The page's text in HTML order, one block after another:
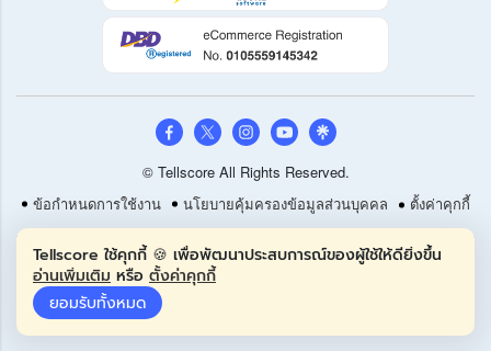
© Tellscore All Rights Reserved.
ข้อกำหนดการใช้งาน
นโยบายคุ้มครองข้อมูลส่วนบุคคล ตั้งค่าคุกกี้
Tellscore ใช้คุกกี้ 🍪 เพื่อพัฒนาประสบการณ์ของผู้ใช้ให้ดียิ่งขึ้น
อ่านเพิ่มเติม หรือ ตั้งค่าคุกกี้
ยอมรับทั้งหมด